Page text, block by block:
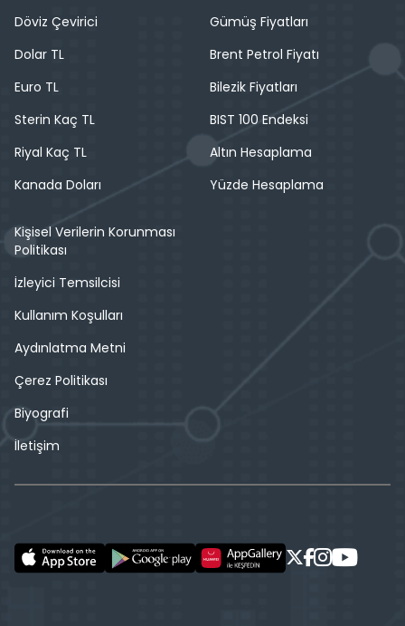
Döviz Çevirici
Dolar TL
Euro TL
Sterin Kaç TL
Riyal Kaç TL
Kanada Doları
Gümüş Fiyatları
Brent Petrol Fiyatı
Bilezik Fiyatları
BIST 100 Endeksi
Altın Hesaplama
Yüzde Hesaplama
Kişisel Verilerin Korunması
Politikası
İzleyici Temsilcisi
Kullanım Koşulları
Aydınlatma Metni
Çerez Politikası
Biyografi
İletişim